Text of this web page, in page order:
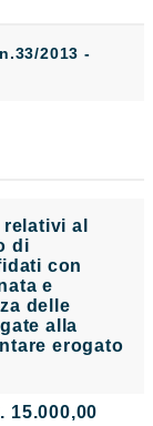
2013 -
al
di
con
e
delle
alla
erogato
15.000,00